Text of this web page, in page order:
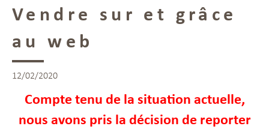
Vendre sur et grâce
au web
12/02/2020
Compte tenu de la situation actuelle,
nous avons pris la décision de reporter